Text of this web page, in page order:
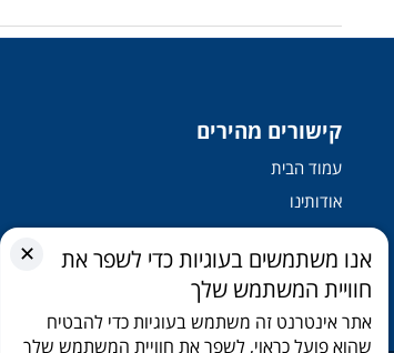
קישורים מהירים
עמוד הבית
אודותינו
בין לקוחותינו
קורסים והדרכות
שירותים
✕
אנו משתמשים בעוגיות כדי לשפר את
חוויית המשתמש שלך
אתר אינטרנט זה משתמש בעוגיות כדי להבטיח
שהוא פועל כראוי, לשפר את חוויית המשתמש שלך